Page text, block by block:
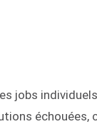
jobs